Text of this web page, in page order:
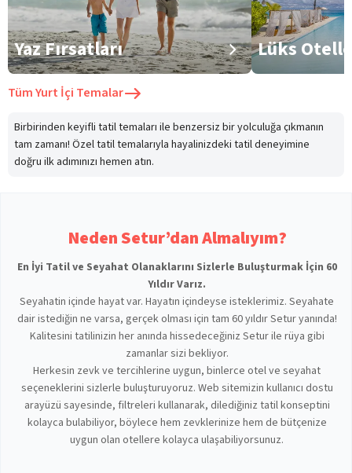
Yaz Fırsatları Lüks
TümYurt İçi Temalar
Birbirinden keyifli tatil temaları ile benzersiz bir yolculuğa çıkmanın
tam zamanı! Özel tatil temalarıyla hayalinizdeki tatil deneyimine
doğru ilk adımınızı hemen atın.
Neden Setur’dan Almalıyım?
En İyi Tatil ve Seyahat Olanaklarını Sizlerle Buluşturmak İçin 60
Yıldır Varız.
Seyahatin içinde hayat var. Hayatın içindeyse isteklerimiz. Seyahate
dair istediğin ne varsa, gerçek olması için tam 60 yıldır Setur yanında!
Kalitesini tatilinizin her anında hissedeceğiniz Setur ile rüya gibi
zamanlar sizi bekliyor.
Herkesin zevk ve tercihlerine uygun, binlerce otel ve seyahat
seçeneklerini sizlerle buluşturuyoruz. Web sitemizin kullanıcı dostu
arayüzü sayesinde, filtreleri kullanarak, dilediğiniz tatil konseptini
kolayca bulabiliyor, böylece hem zevklerinize hem de bütçenize
uygun olan otellere kolayca ulaşabiliyorsunuz.